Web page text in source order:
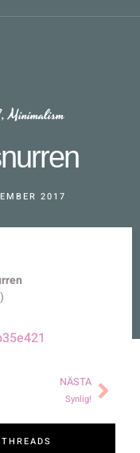
,Minimalism
2017
NÄSTA
Synlig!
THREADS